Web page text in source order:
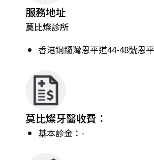
服務地址
莫比燦診所
香港銅鑼灣恩平道44-48號恩
莫比燦牙醫收費：
基本診金：-